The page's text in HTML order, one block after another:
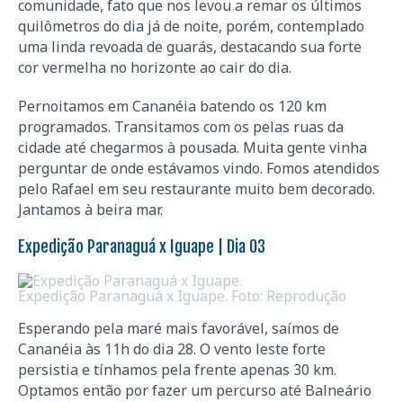
comunidade, fato que nos levou a remar os últimos
quilômetros do dia já de noite, porém, contemplado
uma linda revoada de guarás, destacando sua forte
cor vermelha no horizonte ao cair do dia.
Pernoitamos em Cananéia batendo os 120 km
programados. Transitamos com os pelas ruas da
cidade até chegarmos à pousada. Muita gente vinha
perguntar de onde estávamos vindo. Fomos atendidos
pelo Rafael em seu restaurante muito bem decorado.
Jantamos à beira mar.
Expedição Paranaguá x Iguape | Dia 03
Expedição Paranaguá x Iguape. Foto: Reprodução
Esperando pela maré mais favorável, saímos de
Cananéia às 11h do dia 28. O vento leste forte
persistia e tínhamos pela frente apenas 30 km.
Optamos então por fazer um percurso até Balneário